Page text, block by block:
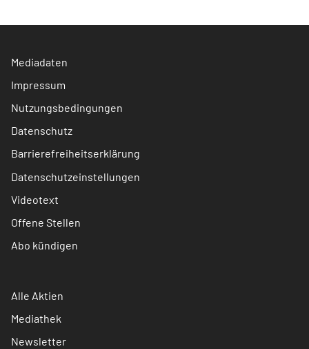
Mediadaten
Impressum
Nutzungsbedingungen
Datenschutz
Barrierefreiheitserklärung
Datenschutzeinstellungen
Videotext
Offene Stellen
Abo kündigen
Alle Aktien
Mediathek
Newsletter